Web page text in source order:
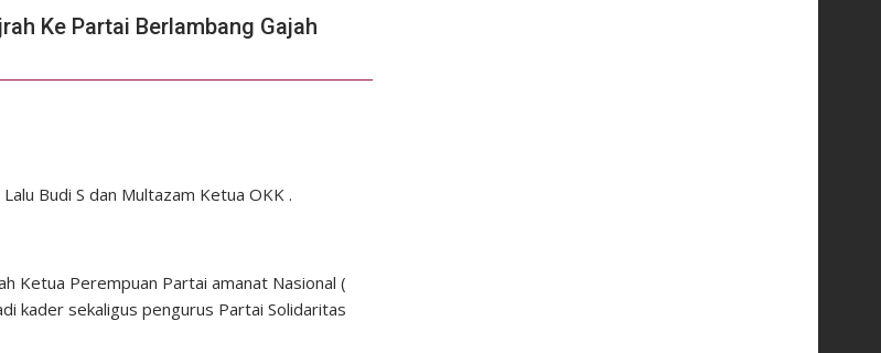
Ke Partai Berlambang Gajah
Budi S dan Multazam Ketua OKK .
Ketua Perempuan Partai amanat Nasional (
kader sekaligus pengurus Partai Solidaritas